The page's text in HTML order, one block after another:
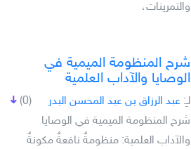
والتمرينات،
شرح المنظومة الميمية في
الوصايا والآداب العلمية
(0) لـِ: عبد الرزاق بن عبد المحسن البدر
شرح المنظومة الميمية في الوصايا
والآداب العلمية: منظومةٌ نافعةٌ مكونةٌ